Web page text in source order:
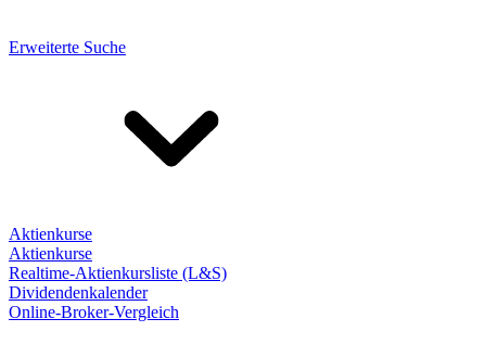
Erweiterte Suche
Aktienkurse
Aktienkurse
Realtime-Aktienkursliste (L&S)
Dividendenkalender
Online-Broker-Vergleich